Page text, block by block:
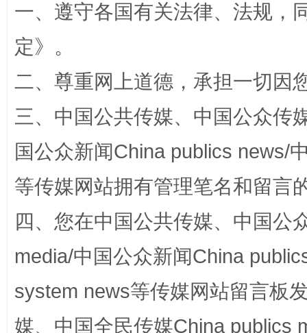
一、遵守各国有关法律、法规，
定》。
二、尊重网上道德，承担一切因
三、中国公共传媒、中国公众传
国公众新闻China publics news/
等传媒网站拥有管理笔名和留言
四、您在中国公共传媒、中国公
media/中国公众新闻China
system news等传媒网站留言板
媒、中国全民传媒China publics